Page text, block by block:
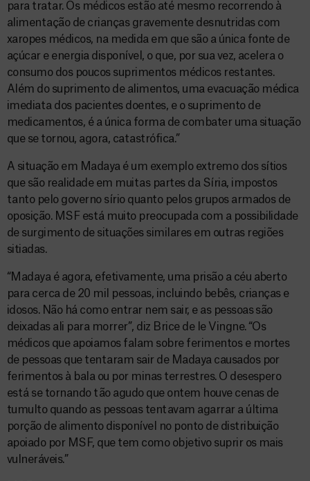
para tratar. Os médicos estão até mesmo recorrendo à
alimentação de crianças gravemente desnutridas com
xaropes médicos, na medida em que são a única fonte de
açúcar e energia disponível, o que, por sua vez, acelera o
consumo dos poucos suprimentos médicos restantes.
Além do suprimento de alimentos, uma evacuação médica
imediata dos pacientes doentes, e o suprimento de
medicamentos, é a única forma de combater uma situação
que se tornou, agora, catastrófica.”
A situação em Madaya é um exemplo extremo dos sítios
que são realidade em muitas partes da Síria, impostos
tanto pelo governo sírio quanto pelos grupos armados de
oposição. MSF está muito preocupada com a possibilidade
de surgimento de situações similares em outras regiões
sitiadas.
“Madaya é agora, efetivamente, uma prisão a céu aberto
para cerca de 20 mil pessoas, incluindo bebês, crianças e
idosos. Não há como entrar nem sair, e as pessoas são
deixadas ali para morrer”, diz Brice de le Vingne. “Os
médicos que apoiamos falam sobre ferimentos e mortes
de pessoas que tentaram sair de Madaya causados por
ferimentos à bala ou por minas terrestres. O desespero
está se tornando tão agudo que ontem houve cenas de
tumulto quando as pessoas tentavam agarrar a última
porção de alimento disponível no ponto de distribuição
apoiado por MSF, que tem como objetivo suprir os mais
vulneráveis.”